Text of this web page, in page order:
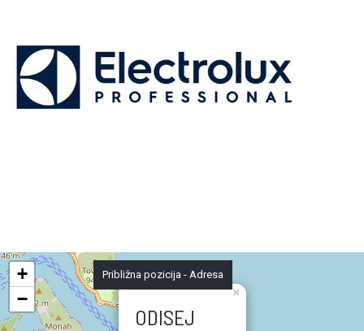
ODISEJ
×
+
−
Približna pozicija - Adresa